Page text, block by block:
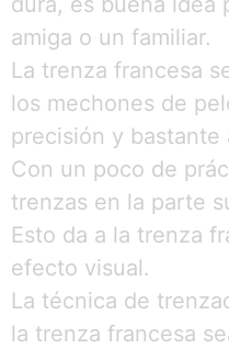
amiga o un familiar.
La trenza francesa
los mechones de
precisión y bastante
Con un poco de
trenzas en la parte
Esto da a la trenza
efecto visual.
La técnica de
la trenza francesa